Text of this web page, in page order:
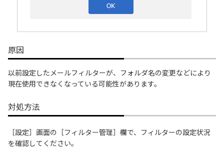
まはこちら
サービス
OCN サービス一覧
原因
以前設定したメールフィルターが、フォルダ名の変更などにより
現在使用できなくなっている可能性があります。
対処方法
［設定］画面の［フィルター管理］欄で、フィルターの設定状況
を確認してください。